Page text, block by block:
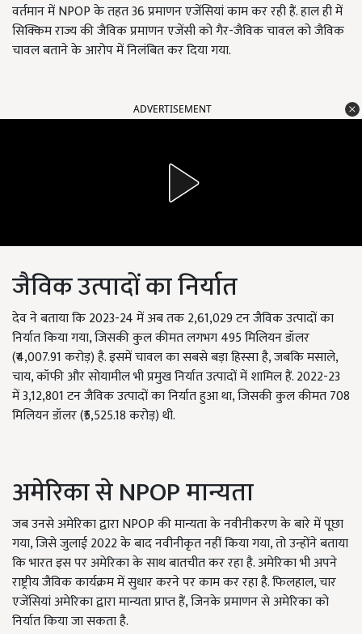
वर्तमान में NPOP के तहत 36 प्रमाणन एजेंसियां काम कर रही हैं. हाल ही में
सिक्किम राज्य की जैविक प्रमाणन एजेंसी को गैर-जैविक चावल को जैविक
चावल बताने के आरोप में निलंबित कर दिया गया.
ADVERTISEMENT
जैविक उत्पादों का निर्यात
देव ने बताया कि 2023-24 में अब तक 2,61,029 टन जैविक उत्पादों का
निर्यात किया गया, जिसकी कुल कीमत लगभग 495 मिलियन डॉलर
(₹4,007.91 करोड़) है. इसमें चावल का सबसे बड़ा हिस्सा है, जबकि मसाले,
चाय, कॉफी और सोयामील भी प्रमुख निर्यात उत्पादों में शामिल हैं. 2022-23
में 3,12,801 टन जैविक उत्पादों का निर्यात हुआ था, जिसकी कुल कीमत 708
मिलियन डॉलर (₹5,525.18 करोड़) थी.
अमेरिका से NPOP मान्यता
जब उनसे अमेरिका द्वारा NPOP की मान्यता के नवीनीकरण के बारे में पूछा
गया, जिसे जुलाई 2022 के बाद नवीनीकृत नहीं किया गया, तो उन्होंने बताया
कि भारत इस पर अमेरिका के साथ बातचीत कर रहा है. अमेरिका भी अपने
राष्ट्रीय जैविक कार्यक्रम में सुधार करने पर काम कर रहा है. फिलहाल, चार
एजेंसियां अमेरिका द्वारा मान्यता प्राप्त हैं, जिनके प्रमाणन से अमेरिका को
निर्यात किया जा सकता है.